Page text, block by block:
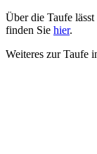
Über die Taufe
finden Sie hier.
Weiteres zur Taufe